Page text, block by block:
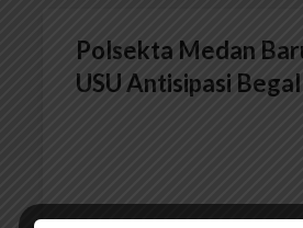
Polsekta Medan
USU Antisipasi Begal